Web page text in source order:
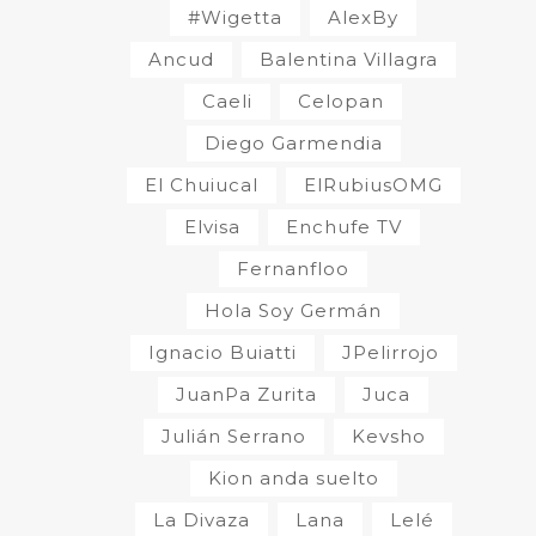
#Wigetta
AlexBy
Ancud
Balentina Villagra
Caeli
Celopan
Diego Garmendia
El Chuiucal
ElRubiusOMG
Elvisa
Enchufe TV
Fernanfloo
Hola Soy Germán
Ignacio Buiatti
JPelirrojo
JuanPa Zurita
Juca
Julián Serrano
Kevsho
Kion anda suelto
La Divaza
Lana Lelé